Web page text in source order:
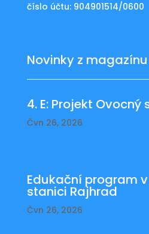
číslo účtu: 904901514/0600
Novinky z magazínu
4. E: Projekt Ovocný
Čvn 26, 2026
Edukační program
stanici Rajhrad
Čvn 26, 2026